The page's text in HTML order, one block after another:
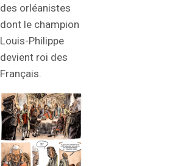
des orléanistes
dont le champion
Louis-Philippe
devient roi des
Français.